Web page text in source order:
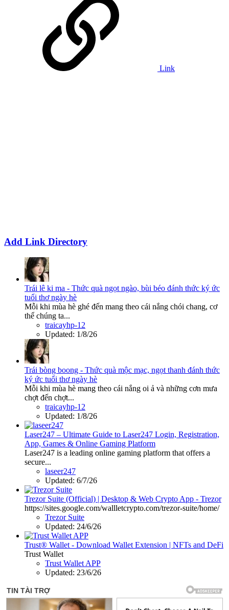
Link
Add Link Directory
Trái lê ki ma - Thức quà ngọt ngào, bùi béo đánh thức ký ức
tuổi thơ ngày hè
Mỗi khi mùa hè ghé đến mang theo cái nắng chói chang, cơ
thể chúng ta...
traicayhp-12
Updated: 1/8/26
Trái bòng boong - Thức quà mộc mạc, ngọt thanh đánh thức
ký ức tuổi thơ ngày hè
Mỗi khi mùa hè mang theo cái nắng oi ả và những cơn mưa
chợt đến chợt...
traicayhp-12
Updated: 1/8/26
Laser247 – Ultimate Guide to Laser247 Login, Registration,
App, Games & Online Gaming Platform
Laser247 is a leading online gaming platform that offers a
secure...
laseer247
Updated: 6/7/26
Trezor Suite (Official) | Desktop & Web Crypto App - Trezor
https://sites.google.com/wallletcrypto.com/trezor-suite/home/
Trezor Suite
Updated: 24/6/26
Trust® Wallet - Download Wallet Extension | NFTs and DeFi
Trust Wallet
Trust Wallet APP
Updated: 23/6/26